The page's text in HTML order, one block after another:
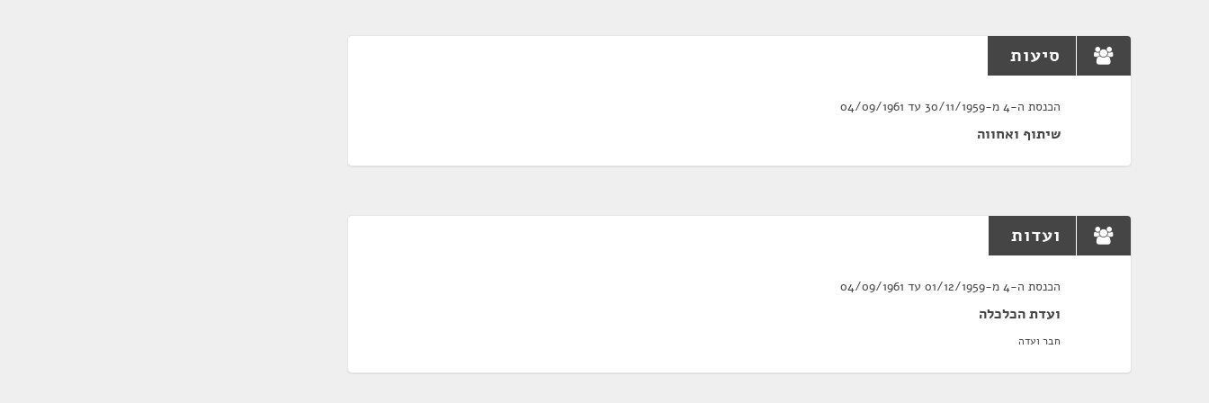
סיעות
הכנסת ה-4 מ-30/11/1959 עד 04/09/1961
שיתוף ואחווה
ועדות
הכנסת ה-4 מ-01/12/1959 עד 04/09/1961
ועדת הכלכלה
חבר ועדה